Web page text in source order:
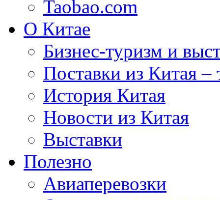
Taobao.com
О Китае
Бизнес-туризм и
Поставки из Китая
История Китая
Новости из Китая
Выставки
Полезно
Авиаперевозки